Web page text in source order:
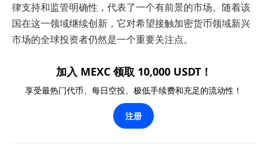
律支持和监管明确性，代表了一个有前景的市场。随着该
国在这一领域继续创新，它对希望接触加密货币领域新兴
市场的全球投资者仍然是一个重要关注点。
加入 MEXC 领取 10,000 USDT！
享受最热门代币、每日空投、极低手续费和充足的流动性！
注册